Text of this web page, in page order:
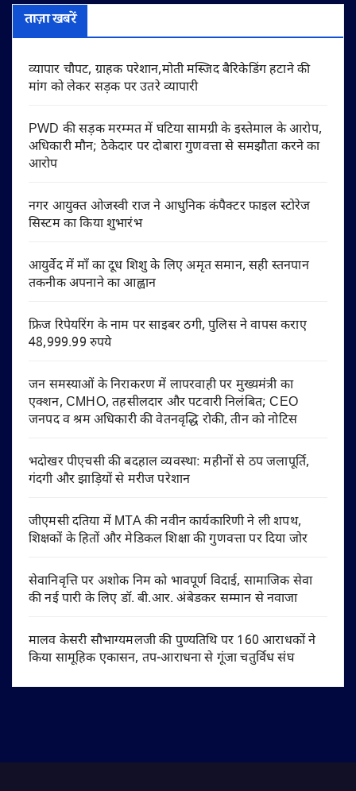
ताज़ा खबरें
व्यापार चौपट, ग्राहक परेशान,मोती मस्जिद बैरिकेडिंग हटाने की
मांग को लेकर सड़क पर उतरे व्यापारी
PWD की सड़क मरम्मत में घटिया सामग्री के इस्तेमाल के आरोप,
अधिकारी मौन; ठेकेदार पर दोबारा गुणवत्ता से समझौता करने का
आरोप
नगर आयुक्त ओजस्वी राज ने आधुनिक कंपैक्टर फाइल स्टोरेज
सिस्टम का किया शुभारंभ
आयुर्वेद में माँ का दूध शिशु के लिए अमृत समान, सही स्तनपान
तकनीक अपनाने का आह्वान
फ्रिज रिपेयरिंग के नाम पर साइबर ठगी, पुलिस ने वापस कराए
48,999.99 रुपये
जन समस्याओं के निराकरण में लापरवाही पर मुख्यमंत्री का
एक्शन, CMHO, तहसीलदार और पटवारी निलंबित; CEO
जनपद व श्रम अधिकारी की वेतनवृद्धि रोकी, तीन को नोटिस
भदोखर पीएचसी की बदहाल व्यवस्था: महीनों से ठप जलापूर्ति,
गंदगी और झाड़ियों से मरीज परेशान
जीएमसी दतिया में MTA की नवीन कार्यकारिणी ने ली शपथ,
शिक्षकों के हितों और मेडिकल शिक्षा की गुणवत्ता पर दिया जोर
सेवानिवृत्ति पर अशोक निम को भावपूर्ण विदाई, सामाजिक सेवा
की नई पारी के लिए डॉ. बी.आर. अंबेडकर सम्मान से नवाजा
मालव केसरी सौभाग्यमलजी की पुण्यतिथि पर 160 आराधकों ने
किया सामूहिक एकासन, तप-आराधना से गूंजा चतुर्विध संघ